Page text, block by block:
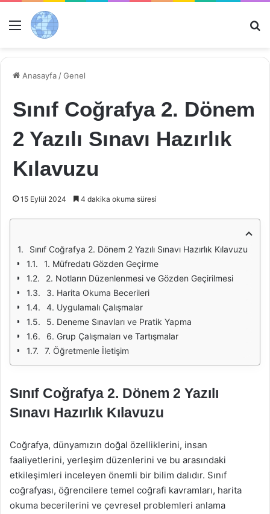
Menü
Anasayfa /Genel
Sınıf Coğrafya 2. Dönem
2 Yazılı Sınavı Hazırlık
Kılavuzu
15 Eylül 2024 4 dakika okuma süresi
Sınıf Coğrafya 2. Dönem 2 Yazılı Sınavı Hazırlık Kılavuzu
1. Müfredatı Gözden Geçirme
2. Notların Düzenlenmesi ve Gözden Geçirilmesi
3. Harita Okuma Becerileri
4. Uygulamalı Çalışmalar
5. Deneme Sınavları ve Pratik Yapma
6. Grup Çalışmaları ve Tartışmalar
7. Öğretmenle İletişim
Sınıf Coğrafya 2. Dönem 2 Yazılı
Sınavı Hazırlık Kılavuzu
Coğrafya, dünyamızın doğal özelliklerini, insan
faaliyetlerini, yerleşim düzenlerini ve bu arasındaki
etkileşimleri inceleyen önemli bir bilim dalıdır. Sınıf
coğrafyası, öğrencilere temel coğrafi kavramları, harita
okuma becerilerini ve çevresel problemleri anlama